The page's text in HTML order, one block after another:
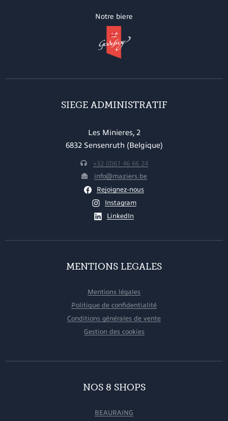
Notre biere
SIEGE ADMINISTRATIF
Les Minieres, 2
6832 Sensenruth (Belgique)
+32 (0)61 46 66 24
info@maziers.be
Rejoignez-nous
Instagram
LinkedIn
MENTIONS LEGALES
Mentions légales
Politique de confidentialité
Conditions générales de vente
Gestion des cookies
NOS 8 SHOPS
BEAURAING